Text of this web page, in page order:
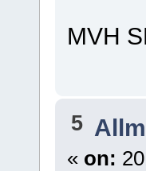
MVH
5
« on: